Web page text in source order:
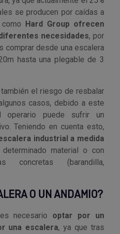
se producen por caídas a
Hard Group ofrecen
necesidades, por
comprar desde una escalera
hasta una plegable de 3
el riesgo de resbalar
casos, debido a este
operario puede sufrir un
Teniendo en cuenta esto,
industrial a medida
material o con
concretas (barandilla,
O UN ANDAMIO?
necesario optar por un
una escalera, ya que tras